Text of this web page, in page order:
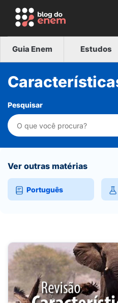
Guia Enem Estudos
Pesquisar
Ver outras matérias
Português